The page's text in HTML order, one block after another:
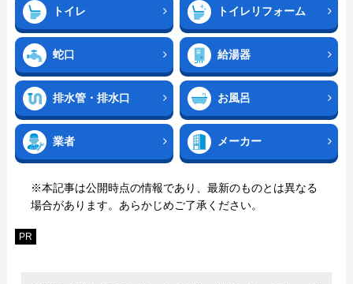
トイレ トイレリフォーム
蛇口 給湯器
排水管・排水口 お風呂
業者 メーカー
※本記事は公開時点の情報であり、最新のものとは異なる
場合があります。あらかじめご了承ください。
PR